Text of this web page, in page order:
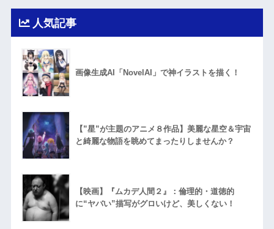
人気記事
画像生成AI「NovelAI」で神イラストを描く！
【”星”が主題のアニメ８作品】美麗な星空＆宇宙
と綺麗な物語を眺めてまったりしませんか？
【映画】『ムカデ人間２』：倫理的・道徳的
に“ヤバい”描写がグロいけど、美しくない！